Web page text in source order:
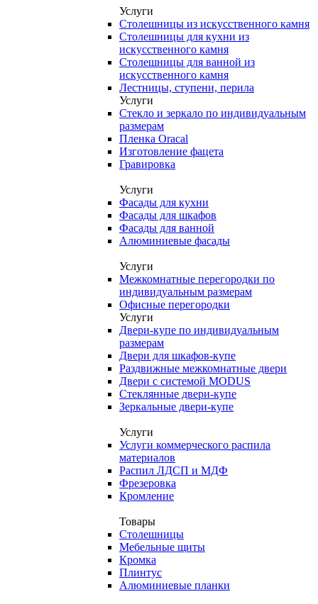
Услуги
Столешницы из искусственного камня
Столешницы для кухни из
искусственного камня
Столешницы для ванной из
искусственного камня
Лестницы, ступени, перила
Услуги
Стекло и зеркало по индивидуальным
размерам
Пленка Oracal
Изготовление фацета
Гравировка
Услуги
Фасады для кухни
Фасады для шкафов
Фасады для ванной
Алюминиевые фасады
Услуги
Межкомнатные перегородки по
индивидуальным размерам
Офисные перегородки
Услуги
Двери-купе по индивидуальным
размерам
Двери для шкафов-купе
Раздвижные межкомнатные двери
Двери с системой MODUS
Стеклянные двери-купе
Зеркальные двери-купе
Услуги
Услуги коммерческого распила
материалов
Распил ЛДСП и МДФ
Фрезеровка
Кромление
Товары
Столешницы
Мебельные щиты
Кромка
Плинтус
Алюминиевые планки